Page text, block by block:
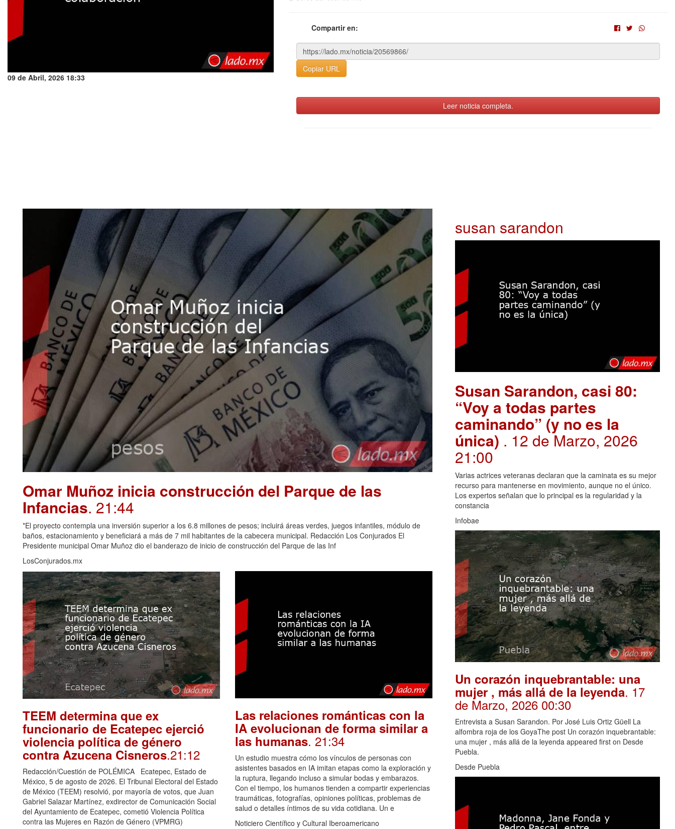
09 de Abril, 2026 18:33
Compartir en:
Copiar URL
Leer noticia completa.
Omar Muñoz inicia construcción del Parque de las
Infancias. 21:44
*El proyecto contempla una inversión superior a los 6.8 millones de pesos; incluirá áreas verdes, juegos infantiles, módulo de
baños, estacionamiento y beneficiará a más de 7 mil habitantes de la cabecera municipal. Redacción Los Conjurados El
Presidente municipal Omar Muñoz dio el banderazo de inicio de construcción del Parque de las Inf
LosConjurados.mx
TEEM determina que ex
funcionario de Ecatepec ejerció
violencia política de género
contra Azucena Cisneros.21:12
Redacción/Cuestión de POLÉMICA Ecatepec, Estado de
México, 5 de agosto de 2026. El Tribunal Electoral del Estado
de México (TEEM) resolvió, por mayoría de votos, que Juan
Gabriel Salazar Martínez, exdirector de Comunicación Social
del Ayuntamiento de Ecatepec, cometió Violencia Política
contra las Mujeres en Razón de Género (VPMRG)
Las relaciones románticas con la
IA evolucionan de forma similar a
las humanas. 21:34
Un estudio muestra cómo los vínculos de personas con
asistentes basados en IA imitan etapas como la exploración y
la ruptura, llegando incluso a simular bodas y embarazos.
Con el tiempo, los humanos tienden a compartir experiencias
traumáticas, fotografías, opiniones políticas, problemas de
salud o detalles íntimos de su vida cotidiana. Un e
Noticiero Científico y Cultural Iberoamericano
susan sarandon
Susan Sarandon, casi 80:
“Voy a todas partes
caminando” (y no es la
única) . 12 de Marzo, 2026
21:00
Varias actrices veteranas declaran que la caminata es su mejor
recurso para mantenerse en movimiento, aunque no el único.
Los expertos señalan que lo principal es la regularidad y la
constancia
Infobae
Un corazón inquebrantable: una
mujer , más allá de la leyenda. 17
de Marzo, 2026 00:30
Entrevista a Susan Sarandon. Por José Luis Ortiz Güell La
alfombra roja de los GoyaThe post Un corazón inquebrantable:
una mujer , más allá de la leyenda appeared first on Desde
Puebla.
Desde Puebla